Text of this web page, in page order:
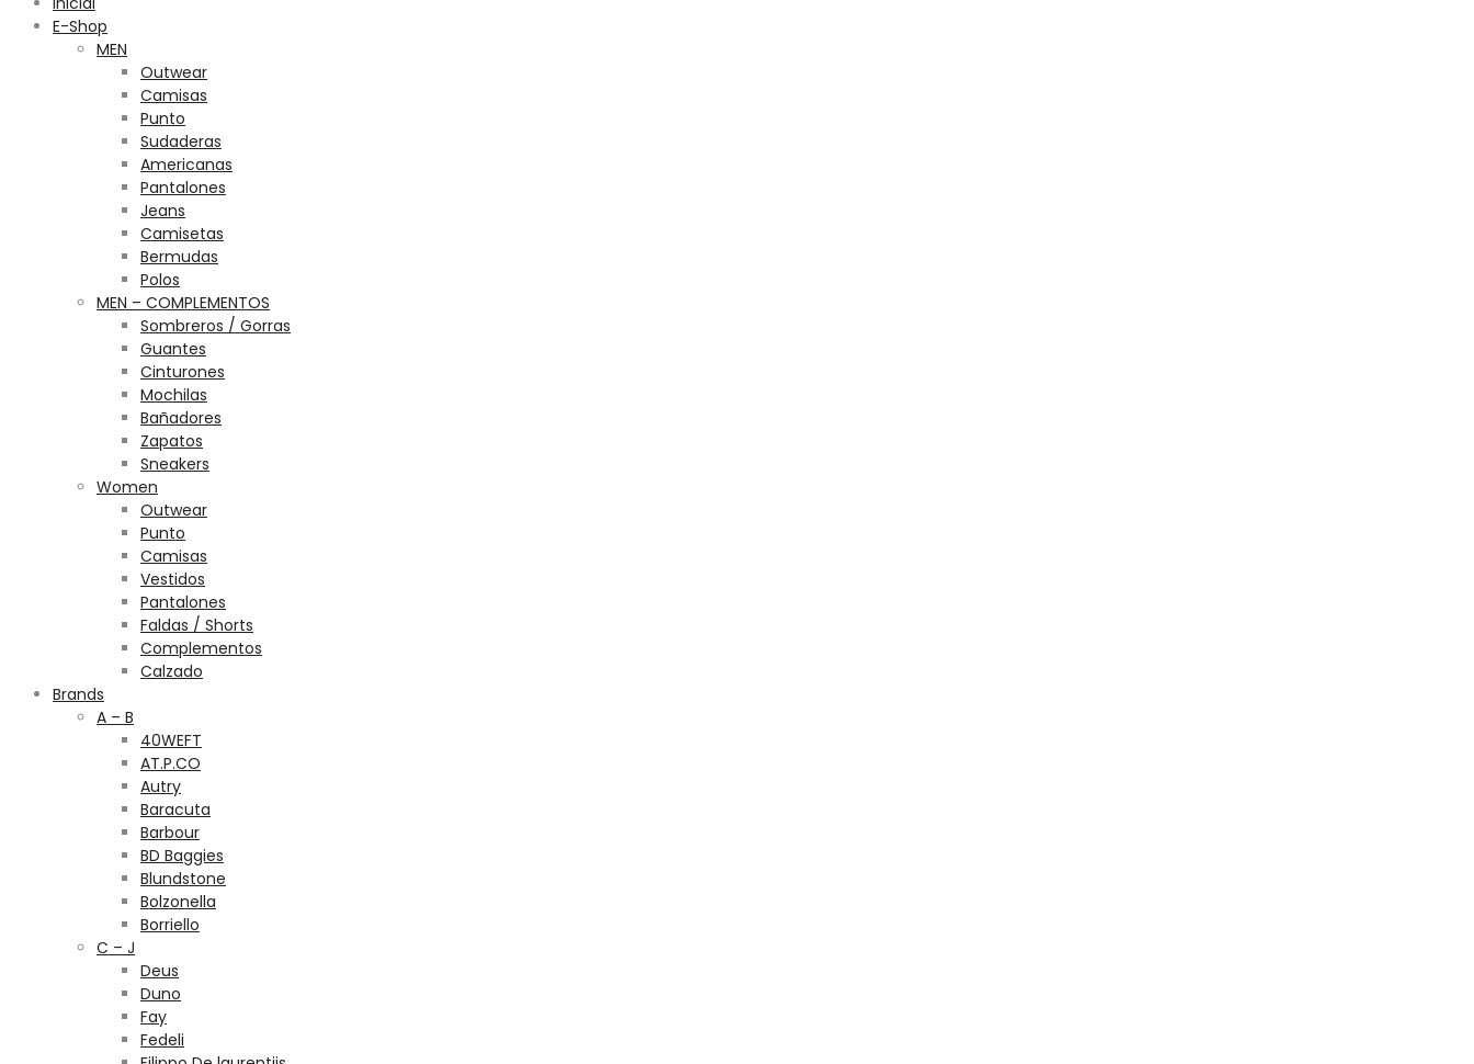
E-Shop
MEN
Outwear
Camisas
Punto
Sudaderas
Americanas
Pantalones
Jeans
Camisetas
Bermudas
Polos
MEN – COMPLEMENTOS
Sombreros / Gorras
Guantes
Cinturones
Mochilas
Bañadores
Zapatos
Sneakers
Women
Outwear
Punto
Camisas
Vestidos
Pantalones
Faldas / Shorts
Complementos
Calzado
Brands
A – B
40WEFT
AT.P.CO
Autry
Baracuta
Barbour
BD Baggies
Blundstone
Bolzonella
Borriello
C – J
Deus
Duno
Fay
Fedeli